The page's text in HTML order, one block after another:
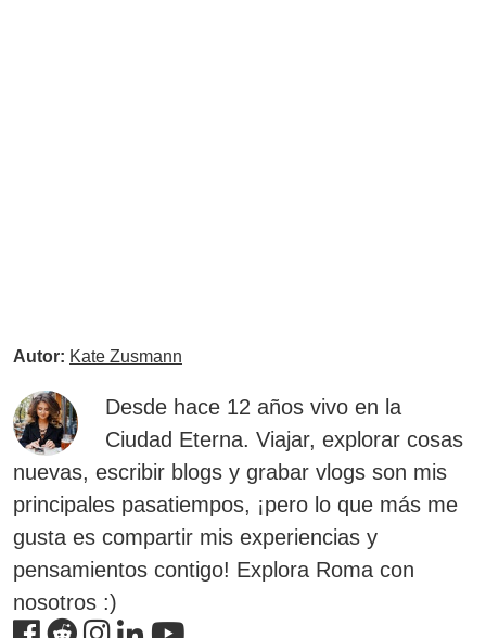
Autor: Kate Zusmann
Desde hace 12 años vivo en la
Ciudad Eterna. Viajar, explorar cosas
nuevas, escribir blogs y grabar vlogs son mis
principales pasatiempos, ¡pero lo que más me
gusta es compartir mis experiencias y
pensamientos contigo! Explora Roma con
nosotros :)